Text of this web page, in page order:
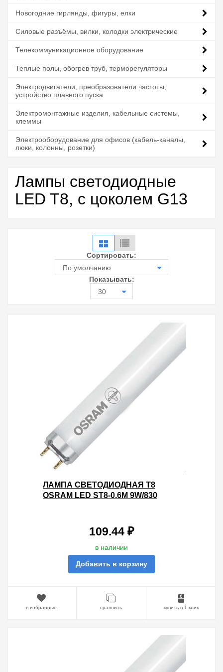
Новогодние гирлянды, фигуры, елки
Силовые разъёмы, вилки, колодки электрические
Телекоммуникационное оборудование
Теплые полы, обогрев труб, терморегуляторы
Электродвигатели, преобразователи частоты,
устройство плавного пуска
Электромонтажные изделия, кабельные системы,
клеммы
Электрооборудование для офисов (кабель-каналы,
люки, колонны, розетки)
Лампы светодиодные
LED T8, с цоколем G13
Сортировать:
По умолчанию
Показывать:
30
ЛАМПА СВЕТОДИОДНАЯ T8
OSRAM LED ST8-0.6M 9W/830
109.44 ₽
в наличии
Добавить в корзину
в избранные сравнить купить в 1 клик